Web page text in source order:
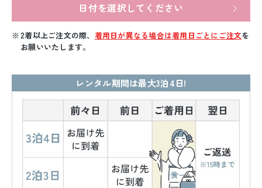
日付を選択してください
2着以上ご注文の際、 着用日が異なる場合は着用日ごとにご注文を
お願いいたします。
レンタル期間は最大3泊4日!